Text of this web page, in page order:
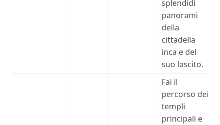
splendidi
panorami
della
cittadella
inca e del
suo lascito.
Fai il
percorso dei
templi
principali e